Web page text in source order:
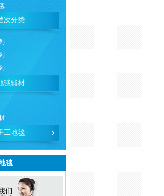
次分类
毯辅材
工地毯
毯